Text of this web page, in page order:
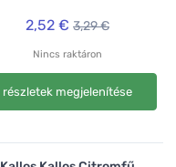
2,52 € 3,29 €
Nincs raktáron
részletek megjelenítése